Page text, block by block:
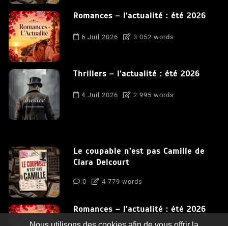
Romances – l’actualité : été 2026
6 Juil 2026 3 052 words
Thrillers – l’actualité : été 2026
4 Juil 2026 2 995 words
Le coupable n’est pas Camille de
Clara Delcourt
0 4 779 words
Romances – l’actualité : été 2026